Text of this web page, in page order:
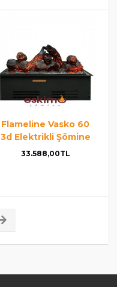
Flameline Vasko 60
3d Elektrikli Şömine
33.588,00TL